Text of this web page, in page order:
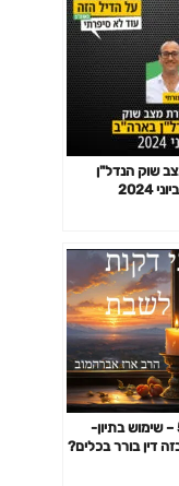
שוק הנדל"ן
2024
פרק 501 – שימוש בתיון-
דין בורר בכלים?